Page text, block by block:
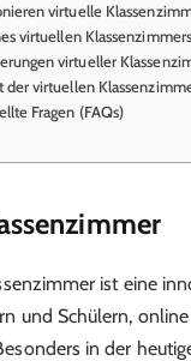
virtuelle
virtuellen Klassenzimmers
virtueller
der virtuellen
Fragen (FAQs)
ist eine
und Schülern,
in der